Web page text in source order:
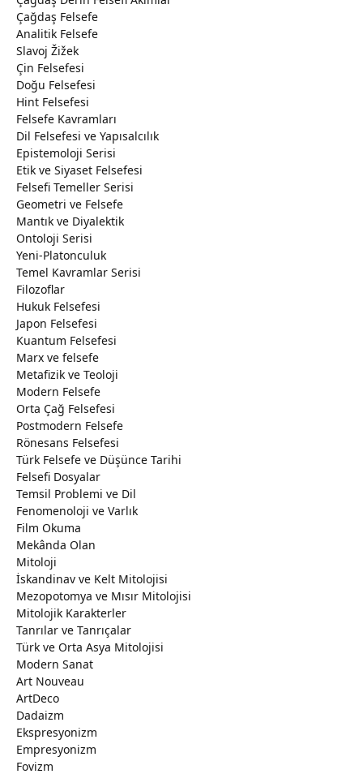
Çağdaş Felsefe
Analitik Felsefe
Slavoj Žižek
Çin Felsefesi
Doğu Felsefesi
Hint Felsefesi
Felsefe Kavramları
Dil Felsefesi ve Yapısalcılık
Epistemoloji Serisi
Etik ve Siyaset Felsefesi
Felsefi Temeller Serisi
Geometri ve Felsefe
Mantık ve Diyalektik
Ontoloji Serisi
Yeni-Platonculuk
Temel Kavramlar Serisi
Filozoflar
Hukuk Felsefesi
Japon Felsefesi
Kuantum Felsefesi
Marx ve felsefe
Metafizik ve Teoloji
Modern Felsefe
Orta Çağ Felsefesi
Postmodern Felsefe
Rönesans Felsefesi
Türk Felsefe ve Düşünce Tarihi
Felsefi Dosyalar
Temsil Problemi ve Dil
Fenomenoloji ve Varlık
Film Okuma
Mekânda Olan
Mitoloji
İskandinav ve Kelt Mitolojisi
Mezopotomya ve Mısır Mitolojisi
Mitolojik Karakterler
Tanrılar ve Tanrıçalar
Türk ve Orta Asya Mitolojisi
Modern Sanat
Art Nouveau
ArtDeco
Dadaizm
Ekspresyonizm
Empresyonizm
Fovizm